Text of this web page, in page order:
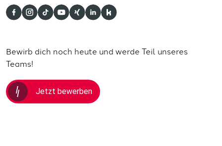
Bewirb dich noch heute und werde Teil unseres
Teams!
Jetzt bewerben